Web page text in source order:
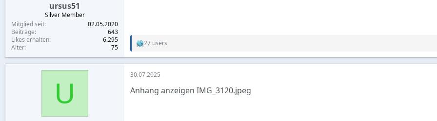
ursus51
Silver Member
Mitglied seit
02.05.2020
Beiträge
643
Likes erhalten
6.295
Alter
75
R
a
t
o
27 users
U
30.07.2025
Anhang anzeigen IMG_3120.jpeg